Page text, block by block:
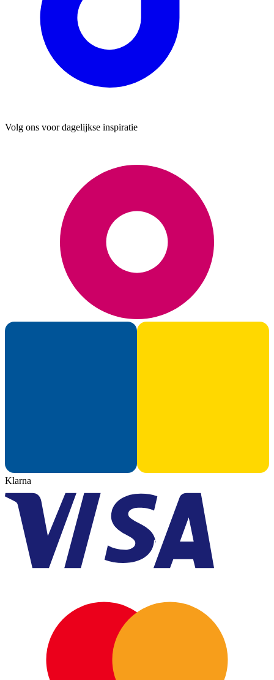
Volg ons voor dagelijkse inspiratie
Klarna